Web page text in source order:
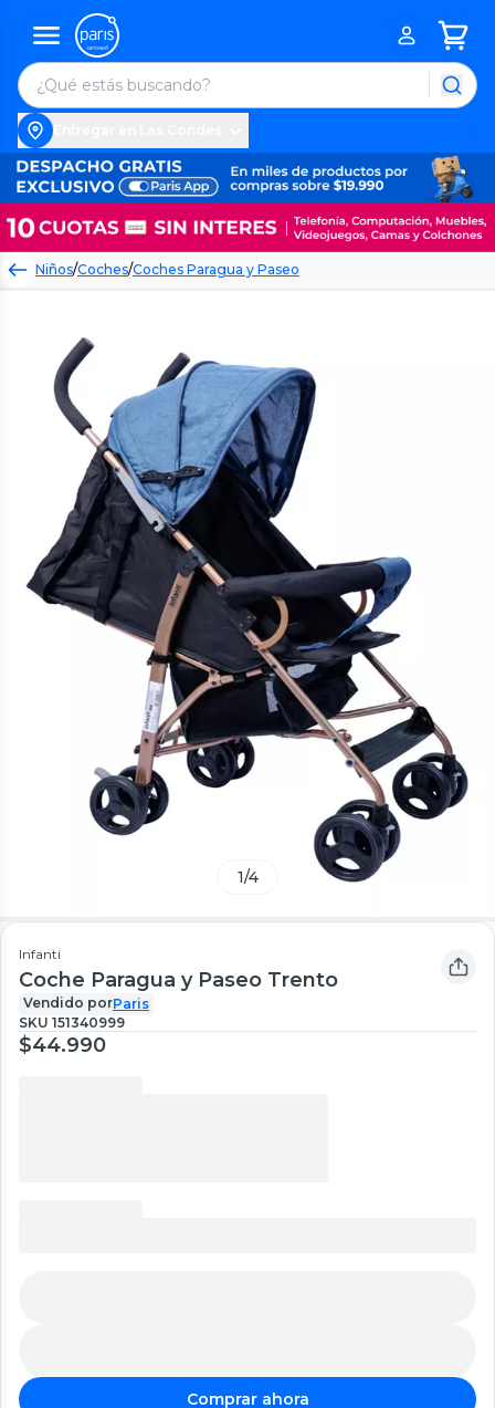
Niños/Coches/Coches Paragua y Paseo
1/4
Infanti
Coche Paragua y Paseo Trento
Vendido porParis
SKU 151340999
$44.990
Comprar ahora